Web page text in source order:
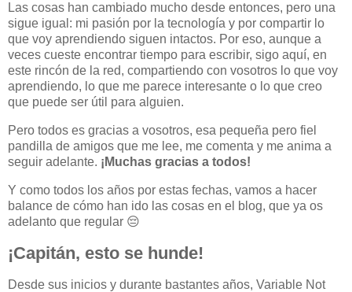
Las cosas han cambiado mucho desde entonces, pero una
sigue igual: mi pasión por la tecnología y por compartir lo
que voy aprendiendo siguen intactos. Por eso, aunque a
veces cueste encontrar tiempo para escribir, sigo aquí, en
este rincón de la red, compartiendo con vosotros lo que voy
aprendiendo, lo que me parece interesante o lo que creo
que puede ser útil para alguien.
Pero todos es gracias a vosotros, esa pequeña pero fiel
pandilla de amigos que me lee, me comenta y me anima a
seguir adelante. ¡Muchas gracias a todos!
Y como todos los años por estas fechas, vamos a hacer
balance de cómo han ido las cosas en el blog, que ya os
adelanto que regular 😔
¡Capitán, esto se hunde!
Desde sus inicios y durante bastantes años, Variable Not